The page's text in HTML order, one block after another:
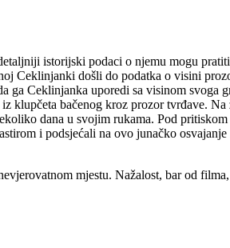
istorijski podaci o njemu mogu
Ceklinjanki došli do podatka o visini
Ceklinjanka uporedi sa visinom svoga
bačenog kroz prozor tvrđave.
dana u svojim rukama. Pod
i podsjećali na ovo junačko
mjestu. Nažalost, bar od